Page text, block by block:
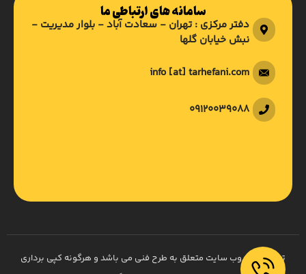
سامانه های ارتباطی ما
دفتر مرکزی : تهران - سعادت آباد - بلوار مدیریت -
نبش خیابان گلها
info [at] tarhefani.com
09120039088
تمام حقوق وب سایت متعلق به طرح فنی می باشد و هرگونه کپی برداری